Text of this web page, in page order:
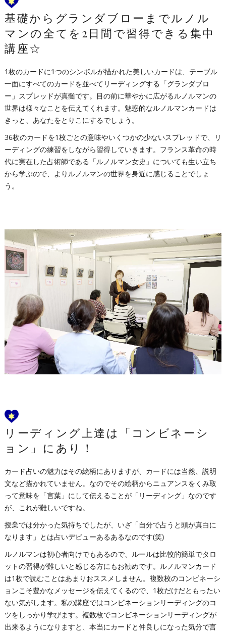
基礎からグランダブローまでルノル
マンの全てを2日間で習得できる集中
講座☆
1枚のカードに1つのシンボルが描かれた美しいカードは、テーブル
一面にすべてのカードを並べてリーディングする「グランダブロ
ー」スプレッドが真髄です。目の前に華やかに広がるルノルマンの
世界は様々なことを伝えてくれます。魅惑的なルノルマンカードは
きっと、あなたをとりこにするでしょう。
36枚のカードを1枚ごとの意味やいくつかの少ないスプレッドで、リ
ーディングの練習をしながら習得していきます。フランス革命の時
代に実在した占術師である「ルノルマン女史」についても生い立ち
から学ぶので、よりルノルマンの世界を身近に感じることでしょ
う。
リーディング上達は「コンビネーシ
ョン」にあり！
カード占いの魅力はその絵柄にありますが、カードには当然、説明
文など描かれていません。なのでその絵柄からニュアンスをくみ取
って意味を「言葉」にして伝えることが「リーディング」なのです
が、これが難しいですね。
授業では分かった気持ちでしたが、いざ「自分で占うと頭が真白に
なります」とは占いデビューあるあるなのです(笑)
ルノルマンは初心者向けでもあるので、ルールは比較的簡単でタロ
ットの習得が難しいと感じる方にもお勧めです。ルノルマンカード
は1枚で読むことはあまりおススメしません。複数枚のコンビネーシ
ョンこそ豊かなメッセージを伝えてくるので、1枚だけだともったい
ない気がします。私の講座ではコンビネーションリーディングのコ
ツをしっかり学びます。複数枚でコンビネーションリーディングが
出来るようになりますと、本当にカードと仲良しになった気分で言